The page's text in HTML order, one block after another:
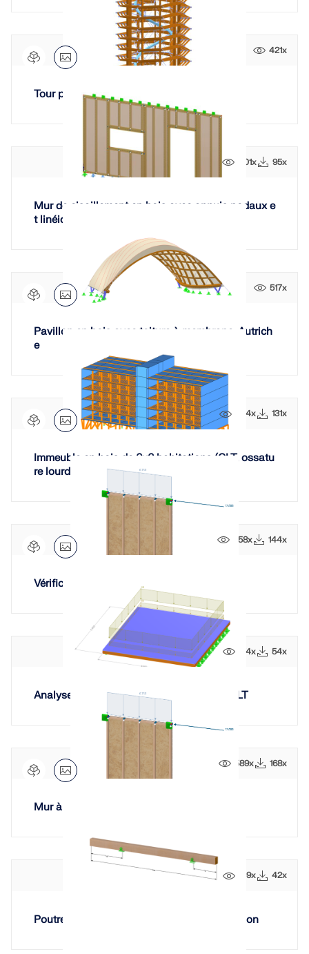
421x
Tour panoramique Bachledka, Slovaquie
401x 95x
Mur de cisaillement en bois avec appuis nodaux e
t linéiques
517x
Pavillon en bois avec toiture à membrane, Autrich
e
454x 131x
Immeuble en bois de 6x6 habitations (CLT, ossatu
re lourde et ossature légère)
358x 144x
Vérification de paroi à ossature bois
174x 54x
Analyse des vibrations d’un plancher en CLT
589x 168x
Mur à ossature bois
159x 42x
Poutre en bois paramétrique pour optimisation